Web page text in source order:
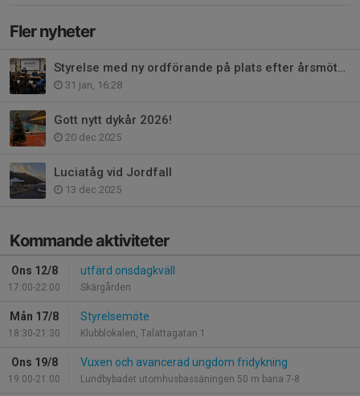
Fler nyheter
Styrelse med ny ordförande på plats efter årsmötet!
31 jan, 16:28
Gott nytt dykår 2026!
20 dec 2025
Luciatåg vid Jordfall
13 dec 2025
Kommande aktiviteter
Ons 12/8
17:00-22:00
utfärd onsdagkväll
Skärgården
Mån 17/8
18:30-21:30
Styrelsemöte
Klubblokalen, Talattagatan 1
Ons 19/8
19:00-21:00
Vuxen och avancerad ungdom fridykning
Lundbybadet utomhusbassäningen 50 m bana 7-8